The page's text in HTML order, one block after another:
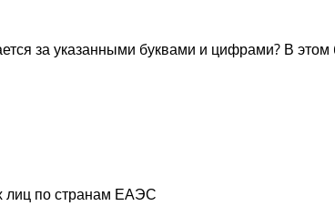
за указанными буквами и цифрами? В
лиц по странам ЕАЭС